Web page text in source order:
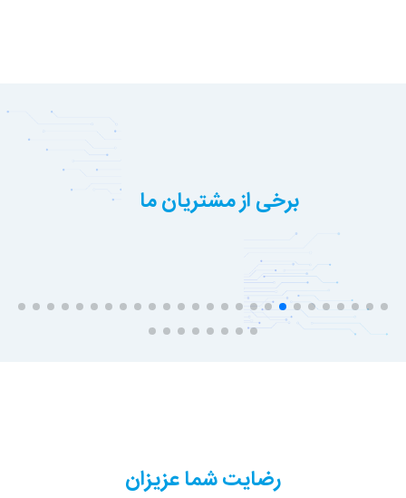
برخی از مشتریان ما
رضایت شما عزیزان